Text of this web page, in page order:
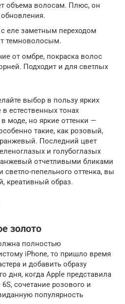
объема волосам. Плюс, он
обновления.
еле заметным переходом
темноволосым.
от омбре, покраска волос
Подходит и для светлых
выбор в пользу ярких
естественных тонах
моде, но яркие оттенки —
такие, как розовый,
Последний цвет
и голубоглазых
отчетливыми бликами
светло-пепельного оттенка, вы
креативный образ.
золото
полностью
iPhone, то пришло время
и добавить образу
дня, когда Apple представила
сочетание розового и
популярность